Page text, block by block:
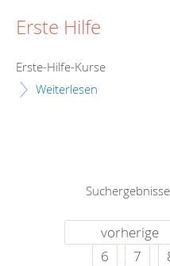
Erste Hilfe
Erste-Hilfe-Kurse
Weiterlesen
vorherige
6
7